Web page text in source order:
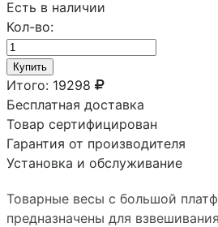
Есть в наличии
Кол-во:
Купить
Итого: 19298
Бесплатная доставка
Товар сертифицирован
Гарантия от производителя
Установка и обслуживание
Товарные весы с большой
предназначены для